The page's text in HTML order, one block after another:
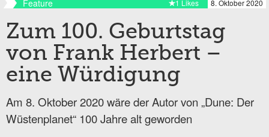
Feature 8. Oktober 2020
1 Likes
Zum 100. Geburtstag
von Frank Herbert –
eine Würdigung
Am 8. Oktober 2020 wäre der Autor von „Dune: Der
Wüstenplanet“ 100 Jahre alt geworden